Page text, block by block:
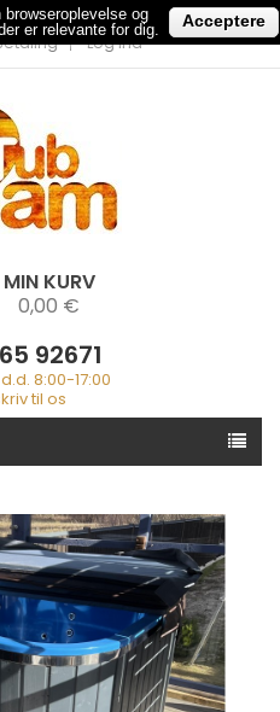
Log Ind
MIN KURV
0,00 €
92671
8:00-17:00
til os
og
er relevante for dig.
Acceptere